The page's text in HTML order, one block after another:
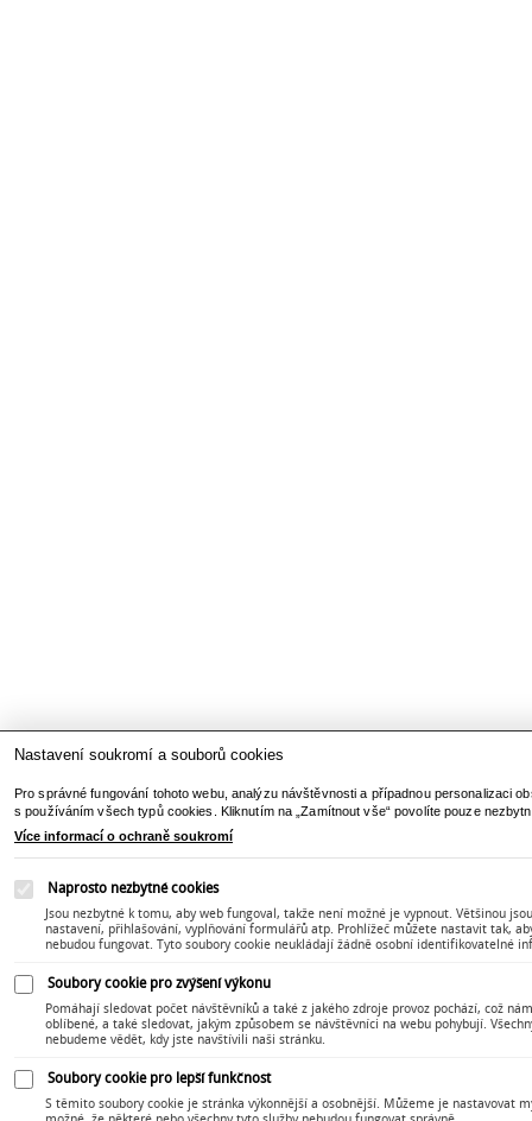
Nastavení soukromí a souborů cookies
Pro správné fungování tohoto webu, analýzu návštěvnosti a případnou personalizaci
s používáním všech typů cookies. Kliknutím na „Zamítnout vše“ povolíte pouze
Více informací o ochraně soukromí
Naprosto nezbytné cookies
Jsou nezbytné k tomu, aby web fungoval, takže není možné je vypnout. Většinou
nastavení, přihlašování, vyplňování formulářů atp. Prohlížeč můžete nastavit tak,
nebudou fungovat. Tyto soubory cookie neukládají žádně osobní identifikovatelné
Soubory cookie pro zvýšení výkonu
Pomáhají sledovat počet návštěvníků a také z jakého zdroje provoz pochází, což
oblíbené, a také sledovat, jakým způsobem se návštěvníci na webu pohybují.
nebudeme vědět, kdy jste navštívili naši stránku.
Soubory cookie pro lepší funkčnost
S těmito soubory cookie je stránka výkonnější a osobnější. Můžeme je nastavovat